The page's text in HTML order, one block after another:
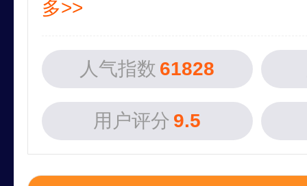
多>>
人气指数 61828
用户评分 9.5